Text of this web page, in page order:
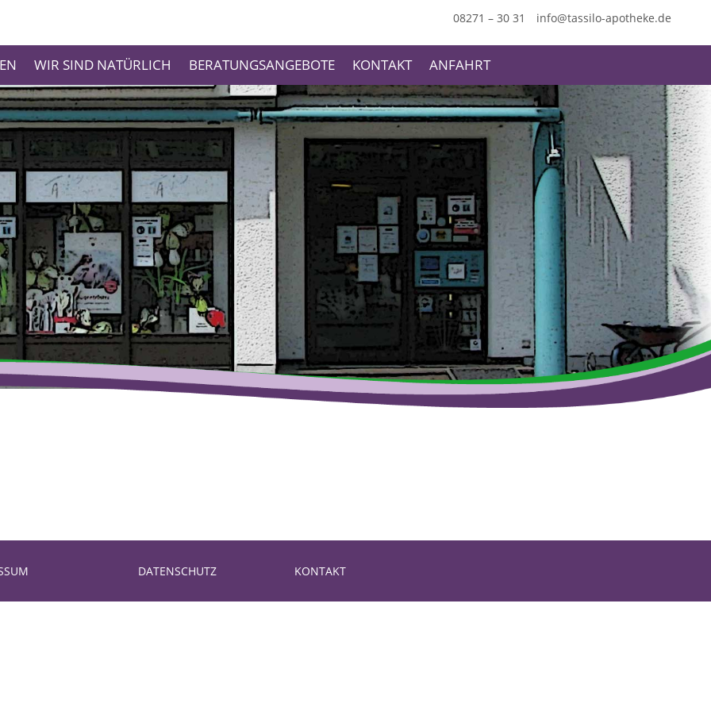
08271 – 30 31 info@tassilo-apotheke.de
WIR SIND NATÜRLICH BERATUNGSANGEBOTE KONTAKT ANFAHRT
DATENSCHUTZ KONTAKT